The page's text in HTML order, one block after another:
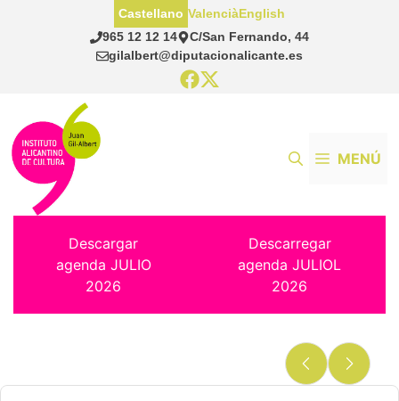
965 12 12 14
C/San Fernando, 44
gilalbert@diputacionalicante.es
Castellano ValenciàEnglish
MENÚ
Descargar
agenda JULIO
2026
Descarregar
agenda JULIOL
2026